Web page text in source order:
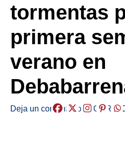
tormentas
primera
verano en
Deja un comentario /